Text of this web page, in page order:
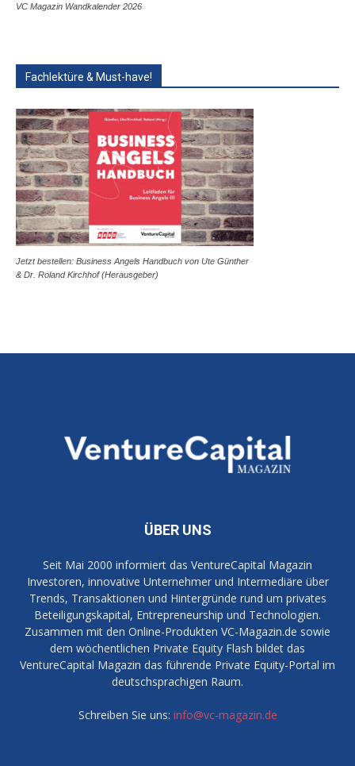
VC Magazin Wandkalender 2026
Fachlektüre & Must-have!
Jetzt bestellen: Business Angels Handbuch von Ute Günther
& Dr. Roland Kirchhof (Herausgeber)
ÜBER UNS
Seit Mai 2000 informiert das VentureCapital Magazin
Investoren, innovative Unternehmer und Intermediäre über
Trends, Transaktionen und Hintergründe rund um privates
Beteiligungskapital, Entrepreneurship und Technologien.
Zusammen mit den Online-Produkten VC-Magazin.de sowie
dem wöchentlichen Private Equity Flash bildet das
VentureCapital Magazin das führende Private Equity-Portal im
deutschsprachigen Raum.
Schreiben Sie uns: info@vc-magazin.de